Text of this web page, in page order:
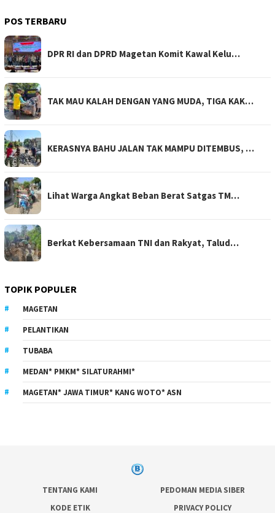
POS TERBARU
DPR RI dan DPRD Magetan Komit Kawal Kelu…
TAK MAU KALAH DENGAN YANG MUDA, TIGA KAK…
KERASNYA BAHU JALAN TAK MAMPU DITEMBUS, …
Lihat Warga Angkat Beban Berat Satgas TM…
Berkat Kebersamaan TNI dan Rakyat, Talud…
TOPIK POPULER
MAGETAN
PELANTIKAN
TUBABA
MEDAN* PMKM* SILATURAHMI*
MAGETAN* JAWA TIMUR* KANG WOTO* ASN
TENTANG KAMI
PEDOMAN MEDIA SIBER
KODE ETIK
PRIVACY POLICY